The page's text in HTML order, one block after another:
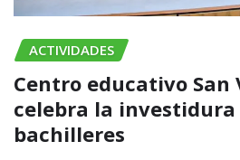
ACTIVIDADES
Centro educativo San
celebra la investidura
bachilleres